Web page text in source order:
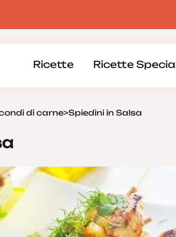
Ricette Ricette
di carne>Spiedini in Salsa